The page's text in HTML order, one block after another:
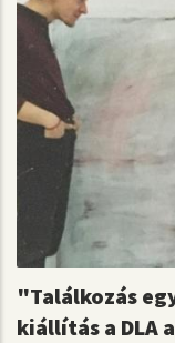
"Találkozás
kiállítás a DLA